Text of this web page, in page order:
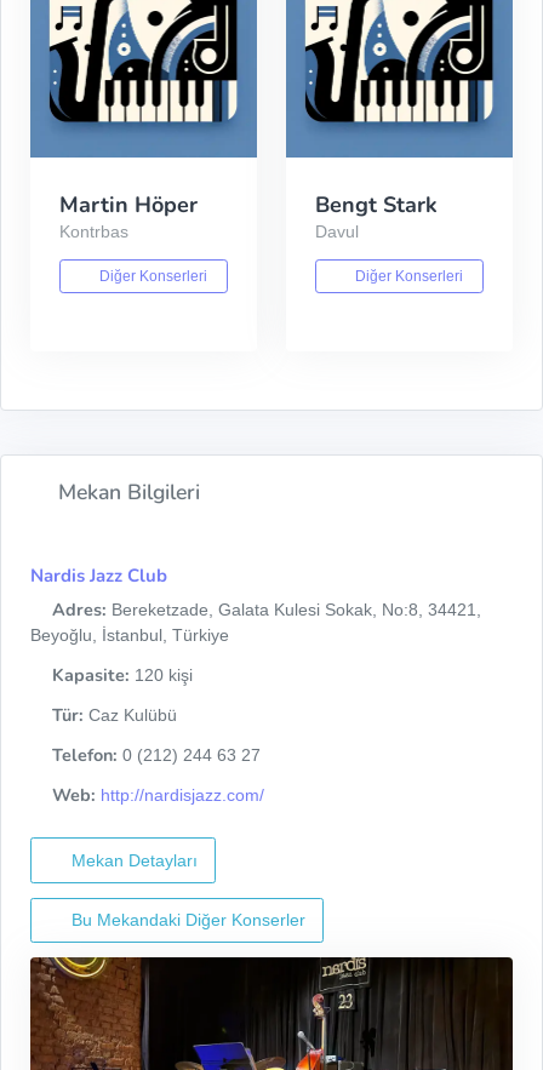
Martin Höper
Kontrbas
Diğer Konserleri
Bengt Stark
Davul
Diğer Konserleri
Mekan Bilgileri
Nardis Jazz Club
Adres: Bereketzade, Galata Kulesi Sokak, No:8, 34421,
Beyoğlu, İstanbul, Türkiye
Kapasite: 120 kişi
Tür: Caz Kulübü
Telefon: 0 (212) 244 63 27
Web: http://nardisjazz.com/
Mekan Detayları
Bu Mekandaki Diğer Konserler